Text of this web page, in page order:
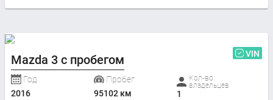
Mazda 3 с пробегом VIN
Год
2016
Пробег
95102 км
Кол-во
владельцев
1